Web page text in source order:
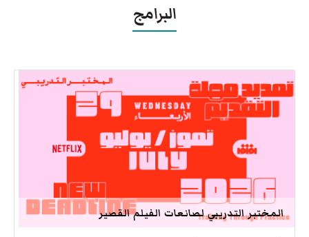
البرامج
المختبر التدريبي لصانعات الفيلم القصير